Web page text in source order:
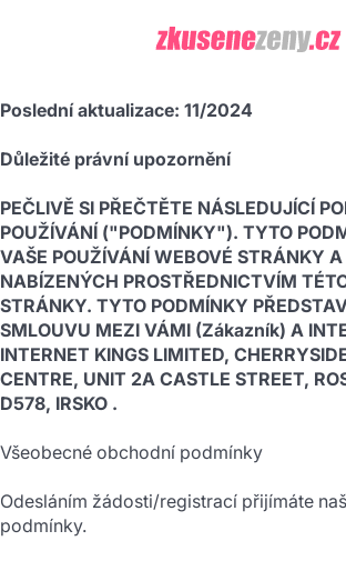
Poslední aktualizace: 11/2024
Důležité právní upozornění
PEČLIVĚ SI PŘEČTĚTE NÁSLEDUJÍCÍ
POUŽÍVÁNÍ ("PODMÍNKY"). TYTO
VAŠE POUŽÍVÁNÍ WEBOVÉ STRÁNKY
NABÍZENÝCH PROSTŘEDNICTVÍM
STRÁNKY. TYTO PODMÍNKY
SMLOUVU MEZI VÁMI (Zákazník) A
INTERNET KINGS LIMITED,
CENTRE, UNIT 2A CASTLE STREET,
D578, IRSKO .
Všeobecné obchodní podmínky
Odesláním žádosti/registrací přijímáte
podmínky.